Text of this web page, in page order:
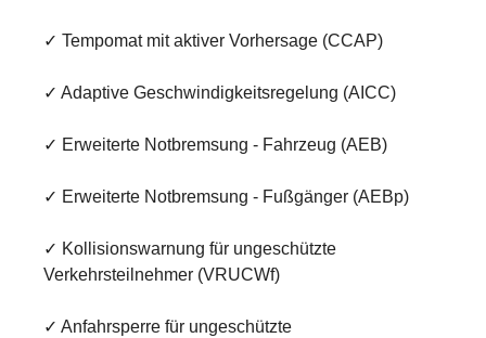
✓ Tempomat mit aktiver Vorhersage (CCAP)
✓ Adaptive Geschwindigkeitsregelung (AICC)
✓ Erweiterte Notbremsung - Fahrzeug (AEB)
✓ Erweiterte Notbremsung - Fußgänger (AEBp)
✓ Kollisionswarnung für ungeschützte
Verkehrsteilnehmer (VRUCWf)
✓ Anfahrsperre für ungeschützte